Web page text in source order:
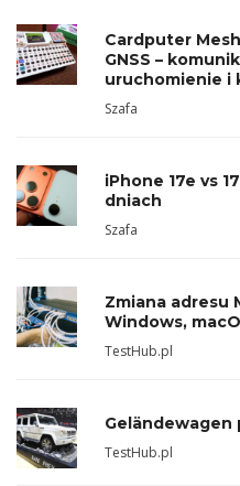
Cardputer
GNSS –
uruchomienie i
Szafa
iPhone 17e vs
dniach
Szafa
Zmiana adresu
Windows,
TestHub.pl
Geländewagen
TestHub.pl